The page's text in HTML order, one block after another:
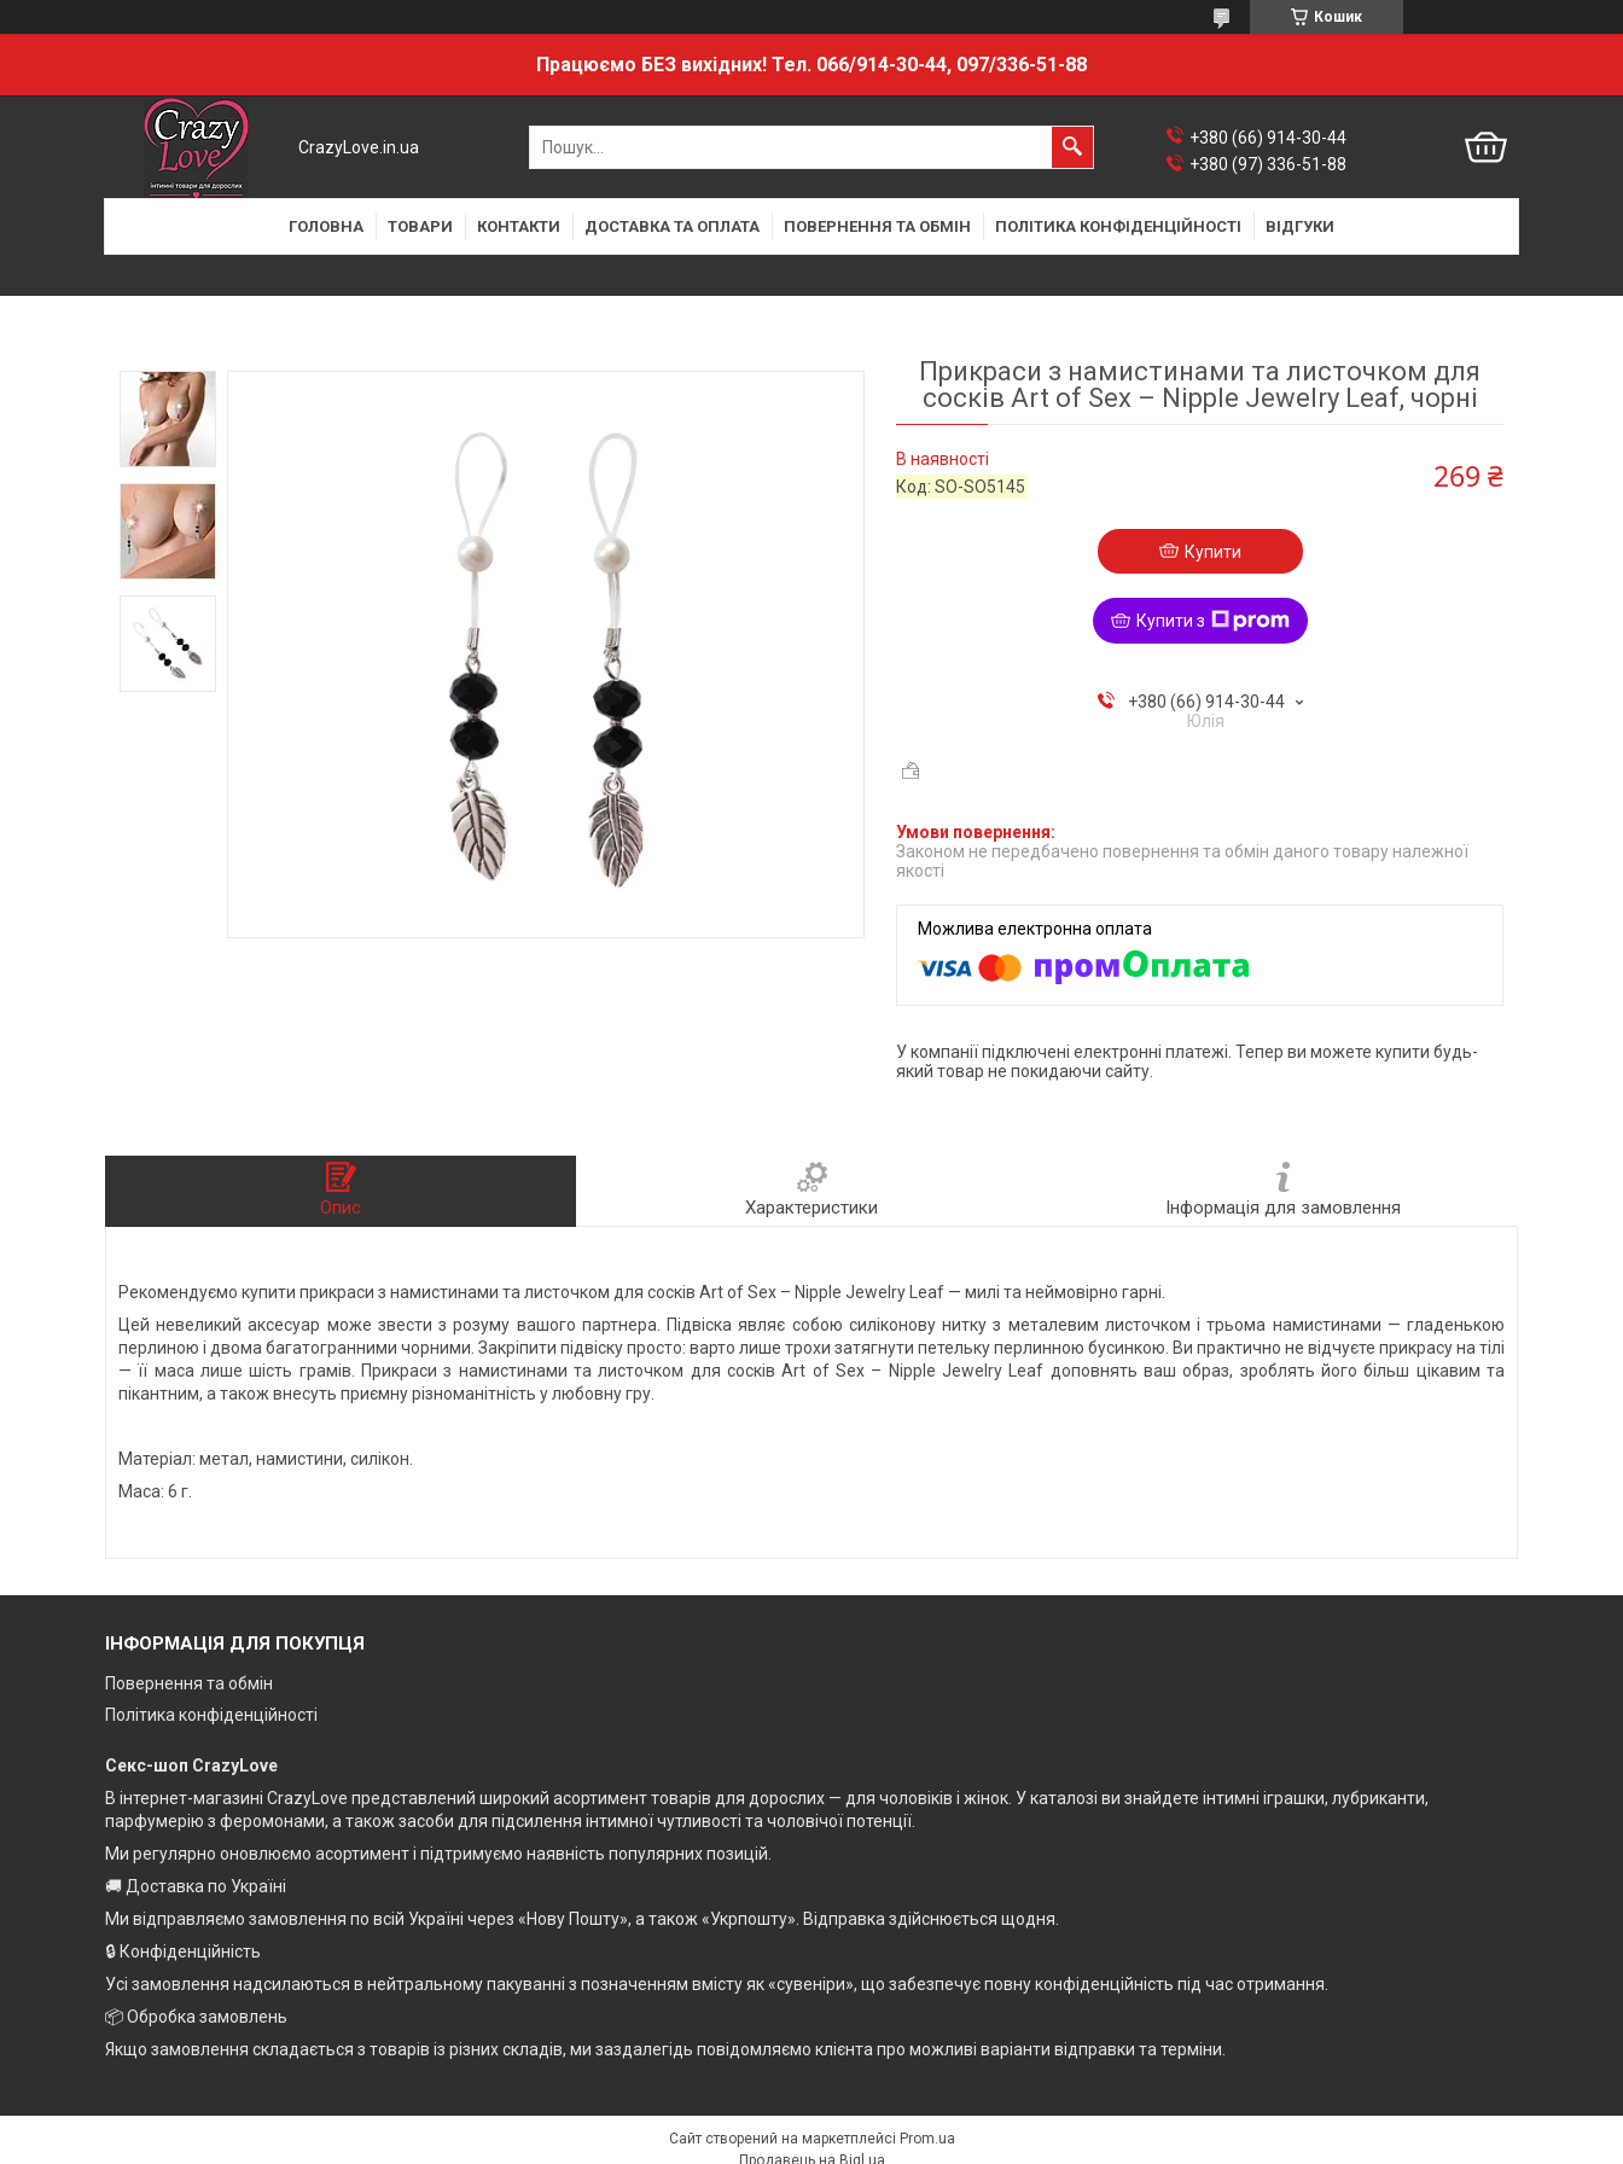
Кошик
Працюємо БЕЗ вихідних! Тел. 066/914-30-44, 097/336-51-88
CrazyLove.in.ua
+380 (66) 914-30-44
+380 (97) 336-51-88
ГОЛОВНА ТОВАРИ КОНТАКТИ ДОСТАВКА ТА ОПЛАТА ПОВЕРНЕННЯ ТА ОБМІН ПОЛІТИКА КОНФІДЕНЦІЙНОСТІ ВІДГУКИ
Прикраси з намистинами та листочком для
сосків Art of Sex – Nipple Jewelry Leaf, чорні
В наявності
Код:SO-SO5145 269 ₴
Купити
Купити з
+380 (66) 914-30-44
Юлія
Законом не передбачено повернення та обмін даного товару належної
якості
У компанії підключені електронні платежі. Тепер ви можете купити будь-
який товар не покидаючи сайту.
Опис Характеристики Інформація для замовлення
Рекомендуємо купити прикраси з намистинами та листочком для сосків Art of Sex – Nipple Jewelry Leaf — милі та неймовірно гарні.
Цей невеликий аксесуар може звести з розуму вашого партнера. Підвіска являє собою силіконову нитку з металевим листочком і трьома намистинами — гладенькою
перлиною і двома багатогранними чорними. Закріпити підвіску просто: варто лише трохи затягнути петельку перлинною бусинкою. Ви практично не відчуєте прикрасу на тілі
— її маса лише шість грамів. Прикраси з намистинами та листочком для сосків Art of Sex – Nipple Jewelry Leaf доповнять ваш образ, зроблять його більш цікавим та
пікантним, а також внесуть приємну різноманітність у любовну гру.
Матеріал: метал, намистини, силікон.
Маса: 6 г.
ІНФОРМАЦІЯ ДЛЯ ПОКУПЦЯ
Повернення та обмін
Політика конфіденційності
Секс-шоп CrazyLove
В інтернет-магазині CrazyLove представлений широкий асортимент товарів для дорослих — для чоловіків і жінок. У каталозі ви знайдете інтимні іграшки, лубриканти,
парфумерію з феромонами, а також засоби для підсилення інтимної чутливості та чоловічої потенції.
Ми регулярно оновлюємо асортимент і підтримуємо наявність популярних позицій.
🚚 Доставка по Україні
Ми відправляємо замовлення по всій Україні через «Нову Пошту», а також «Укрпошту». Відправка здійснюється щодня.
🔒 Конфіденційність
Усі замовлення надсилаються в нейтральному пакуванні з позначенням вмісту як «сувеніри», що забезпечує повну конфіденційність під час отримання.
📦 Обробка замовлень
Якщо замовлення складається з товарів із різних складів, ми заздалегідь повідомляємо клієнта про можливі варіанти відправки та терміни.
Сайт створений на маркетплейсі Prom.ua
Продавець на Bigl.ua